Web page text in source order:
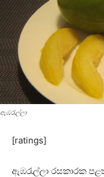
ඇඹරැල්ලා
[ratings]
ඇඹරැල්ලා රසකාරක